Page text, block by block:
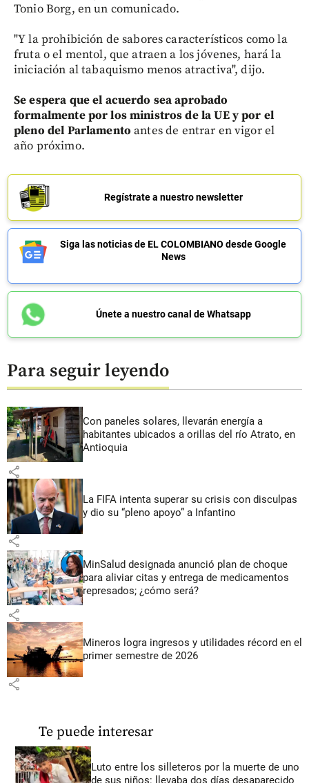
Tonio Borg, en un comunicado.
"Y la prohibición de sabores característicos como la
fruta o el mentol, que atraen a los jóvenes, hará la
iniciación al tabaquismo menos atractiva", dijo.
Se espera que el acuerdo sea aprobado
formalmente por los ministros de la UE y por el
pleno del Parlamento antes de entrar en vigor el
año próximo.
Regístrate a nuestro newsletter
Siga las noticias de EL COLOMBIANO desde Google
News
Únete a nuestro canal de Whatsapp
Para seguir leyendo
Con paneles solares, llevarán energía a
habitantes ubicados a orillas del río Atrato, en
Antioquia
share
La FIFA intenta superar su crisis con disculpas
y dio su “pleno apoyo” a Infantino
share
MinSalud designada anunció plan de choque
para aliviar citas y entrega de medicamentos
represados; ¿cómo será?
share
Mineros logra ingresos y utilidades récord en el
primer semestre de 2026
share
Te puede interesar
Luto entre los silleteros por la muerte de uno
de sus niños: llevaba dos días desaparecido